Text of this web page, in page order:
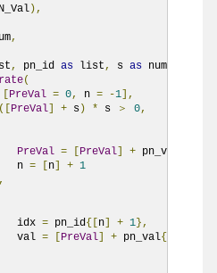
N_Val),
,
, pn_id as list, s as number
(
[PreVal = 0, n = -1],
([PreVal] + s) * s ＞ 0,
PreVal = [PreVal] + pn_val
n
= [n] + 1
idx
= pn_id{[n] + 1},
val
= [PreVal] + pn_val{[